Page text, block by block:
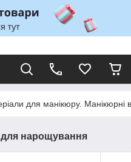
для манікюру. Манікюрні
для нарощування